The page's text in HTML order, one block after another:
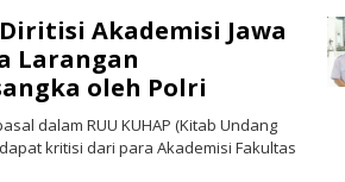
Akademisi Jawa
Larangan
oleh Polri
dalam RUU KUHAP (Kitab Undang
kritisi dari para Akademisi Fakultas